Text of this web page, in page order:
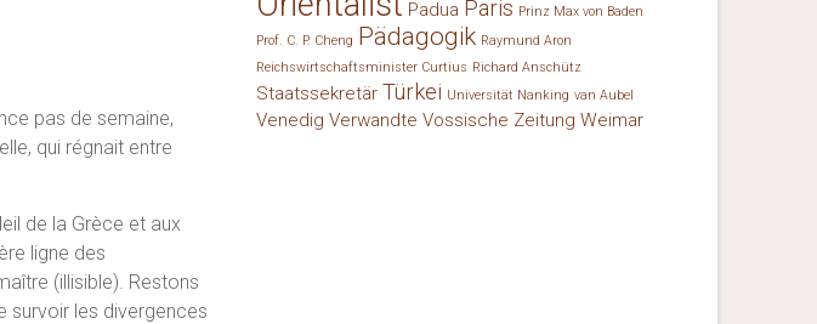
pas de semaine,
qui régnait entre
de la Grèce et aux
ligne des
(illisible). Restons
survoir les divergences
Padua Paris Prinz Max von Baden
Prof. C. P. Cheng Pädagogik Raymund Aron
Reichswirtschaftsminister Curtius Richard Anschütz
Staatssekretär Türkei Universität Nanking van Aubel
Venedig Verwandte Vossische Zeitung Weimar